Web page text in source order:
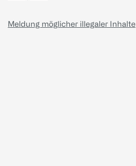
Meldung möglicher illegaler Inhalte